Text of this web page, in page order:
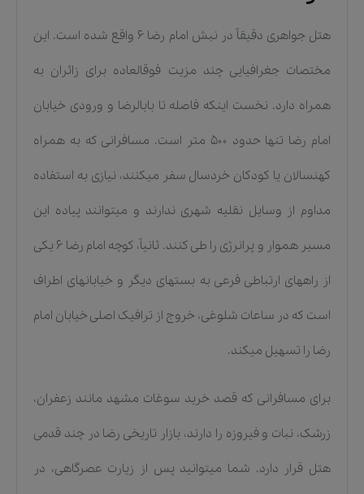
هتل جواهری دقیقاً در نبش امام رضا ۶ واقع شده است. این
مختصات جغرافیایی چند مزیت فوقالعاده برای زائران به
همراه دارد. نخست اینکه فاصله تا بابالرضا و ورودی خیابان
امام رضا تنها حدود ۵۰۰ متر است. مسافرانی که به همراه
کهنسالان یا کودکان خردسال سفر میکنند، نیازی به استفاده
مداوم از وسایل نقلیه شهری ندارند و میتوانند پیاده این
مسیر هموار و پرانرژی را طی کنند. ثانیاً، کوچه امام رضا ۶ یکی
از راههای ارتباطی فرعی به بستهای دیگر و خیابانهای اطراف
است که در ساعات شلوغی، خروج از ترافیک اصلی خیابان امام
رضا را تسهیل میکند.
برای مسافرانی که قصد خرید سوغات مشهد مانند زعفران،
زرشک، نبات و فیروزه را دارند، بازار تاریخی رضا در چند قدمی
هتل قرار دارد. شما میتوانید پس از زیارت عصرگاهی، در